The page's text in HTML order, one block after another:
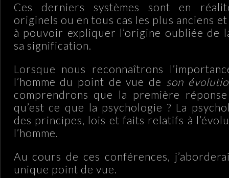
Ces derniers systèmes sont en
originels ou en tous cas les plus anciens
à pouvoir expliquer l’origine oubliée de
sa signification.
Lorsque nous reconnaîtrons
l’homme du point de vue de son
comprendrons que la première
qu’est ce que la psychologie ? La
des principes, lois et faits relatifs à
l’homme.
Au cours de ces conférences,
unique point de vue.